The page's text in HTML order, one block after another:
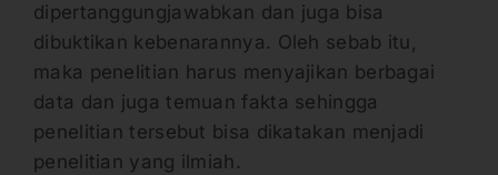
dipertanggungjawabkan dan juga bisa
dibuktikan kebenarannya. Oleh sebab itu,
maka penelitian harus menyajikan berbagai
data dan juga temuan fakta sehingga
penelitian tersebut bisa dikatakan menjadi
penelitian yang ilmiah.